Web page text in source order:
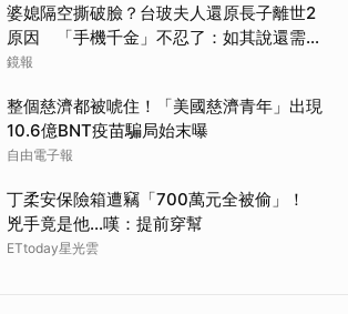
婆媳隔空撕破臉？台玻夫人還原長子離世2
原因 「手機千金」不忍了：如其說還需要
離開嗎？
鏡報
整個慈濟都被唬住！「美國慈濟青年」出現
10.6億BNT疫苗騙局始末曝
自由電子報
丁柔安保險箱遭竊「700萬元全被偷」！
兇手竟是他...嘆：提前穿幫
ETtoday星光雲